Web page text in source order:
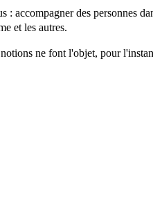
accompagner des personnes
et les autres.
ne font l'objet, pour